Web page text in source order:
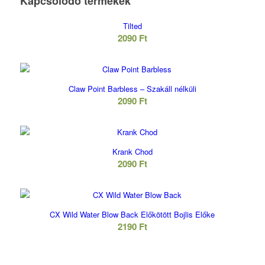
Tilted
2090 Ft
Claw Point Barbless – Szakáll nélküli
2090 Ft
Krank Chod
2090 Ft
CX Wild Water Blow Back Előkötött Bojlis Előke
2190 Ft